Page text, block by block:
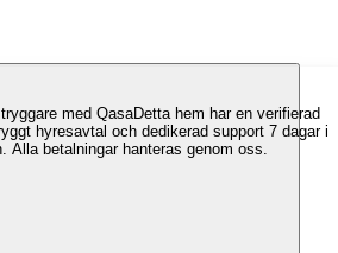
med QasaDetta hem har en verifierad
hyresavtal och dedikerad support 7 dagar i
Alla betalningar hanteras genom oss.